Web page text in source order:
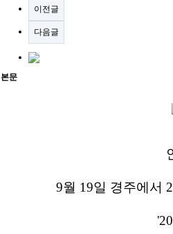
이전글
다음글
본문
9월 19일 경주에서